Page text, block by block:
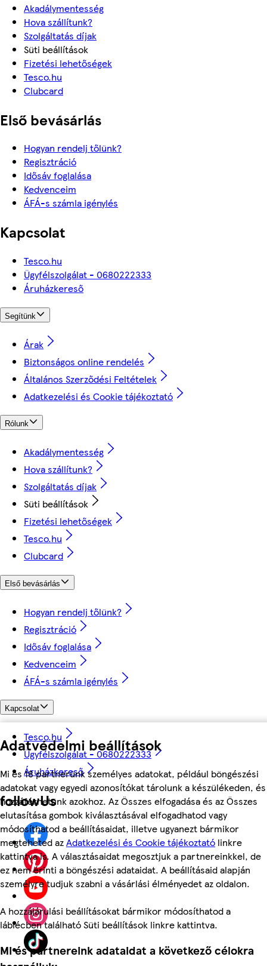
Adatvédelmi beállítások
Mi és 18 partnerünk személyes adatokat, például böngészési
adatokat vagy egyedi azonosítókat tárolunk a készülékeden, és
hozzáférhetünk azokhoz. Az Összes elfogadása és az Összes
elutasítása gombok kiválasztásával elfogadhatod vagy
módosíthatod a beállításaidat, illetve ugyanezt bármikor
megteheted azAdatkezelési és Cookie tájékoztató linkre
kattintva is. A választásaidat megosztjuk a partnereinkkel, de
ez nem érinti a böngészési adataidat. A beállításaid alapján
személyre tudjuk szabni a vásárlási élményedet az oldalon.
A hozzájárulási beállításokat bármikor módosíthatod a
láblécben található Süti beállítások linkre kattintva.
Mi és partnereink adataidat a következő célokra
Akadálymentesség
Hova szállítunk?
Szolgáltatás díjak
Süti beállítások
Fizetési lehetőségek
Tesco.hu
Clubcard
Első bevásárlás
Hogyan rendelj tőlünk?
Regisztráció
Idősáv foglalása
Kedvenceim
ÁFÁ-s számla igénylés
Kapcsolat
Tesco.hu
Ügyfélszolgálat - 0680222333
Áruházkereső
Segítünk
Árak
Biztonságos online rendelés
Általános Szerződési Feltételek
Adatkezelési és Cookie tájékoztató
Rólunk
Akadálymentesség
Hova szállítunk?
Szolgáltatás díjak
Süti beállítások
Fizetési lehetőségek
Tesco.hu
Clubcard
Első bevásárlás
Hogyan rendelj tőlünk?
Regisztráció
Idősáv foglalása
Kedvenceim
ÁFÁ-s számla igénylés
Kapcsolat
Tesco.hu
Ügyfélszolgálat - 0680222333
Áruházkereső
followUs